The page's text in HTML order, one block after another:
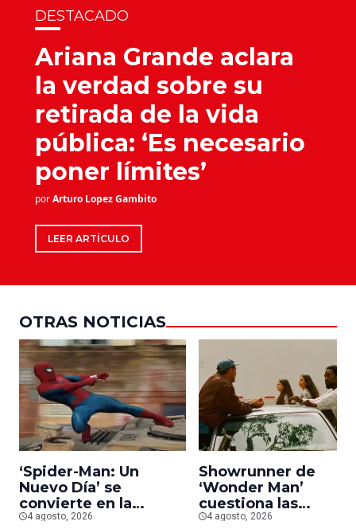
DESTACADO
Ariana Grande aclara
la verdad sobre su
retirada de la vida
pública: ‘Es necesario
poner límites’
porArturo Lopez Gambito
LEER ARTÍCULO
OTRAS NOTICIAS
‘Spider-Man: Un
Nuevo Día’ se
convierte en la
segunda película que
4 agosto, 2026
Showrunner de
‘Wonder Man’
cuestiona las
prioridades de
4 agosto, 2026